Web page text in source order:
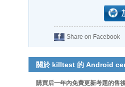
Share on Facebook
關於 killtest 的 Android
購買后一年內免費更新考題的售